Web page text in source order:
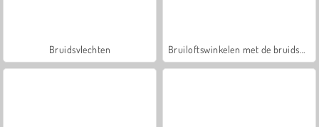
Bruidsvlechten